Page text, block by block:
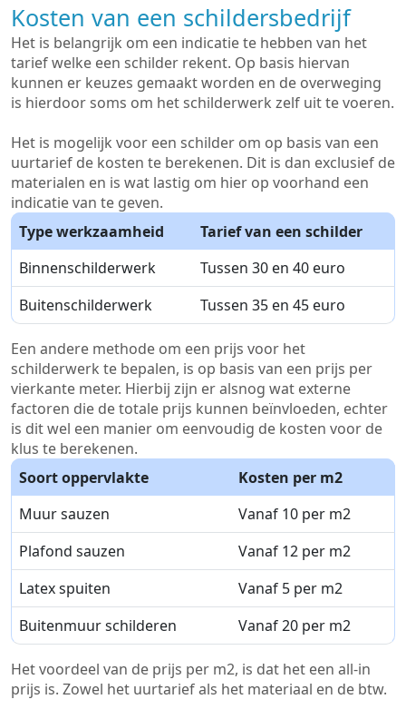
Kosten van een schildersbedrijf
Het is belangrijk om een indicatie te hebben van het
tarief welke een schilder rekent. Op basis hiervan
kunnen er keuzes gemaakt worden en de overweging
is hierdoor soms om het schilderwerk zelf uit te voeren.
Het is mogelijk voor een schilder om op basis van een
uurtarief de kosten te berekenen. Dit is dan exclusief de
materialen en is wat lastig om hier op voorhand een
indicatie van te geven.
Type werkzaamheid
Tarief van een schilder
Binnenschilderwerk
Tussen 30 en 40 euro
Buitenschilderwerk
Tussen 35 en 45 euro
Een andere methode om een prijs voor het
schilderwerk te bepalen, is op basis van een prijs per
vierkante meter. Hierbij zijn er alsnog wat externe
factoren die de totale prijs kunnen beïnvloeden, echter
is dit wel een manier om eenvoudig de kosten voor de
klus te berekenen.
Soort oppervlakte
Kosten per m2
Muur sauzen
Vanaf 10 per m2
Plafond sauzen
Vanaf 12 per m2
Latex spuiten
Vanaf 5 per m2
Buitenmuur schilderen
Vanaf 20 per m2
Het voordeel van de prijs per m2, is dat het een all-in
prijs is. Zowel het uurtarief als het materiaal en de btw.